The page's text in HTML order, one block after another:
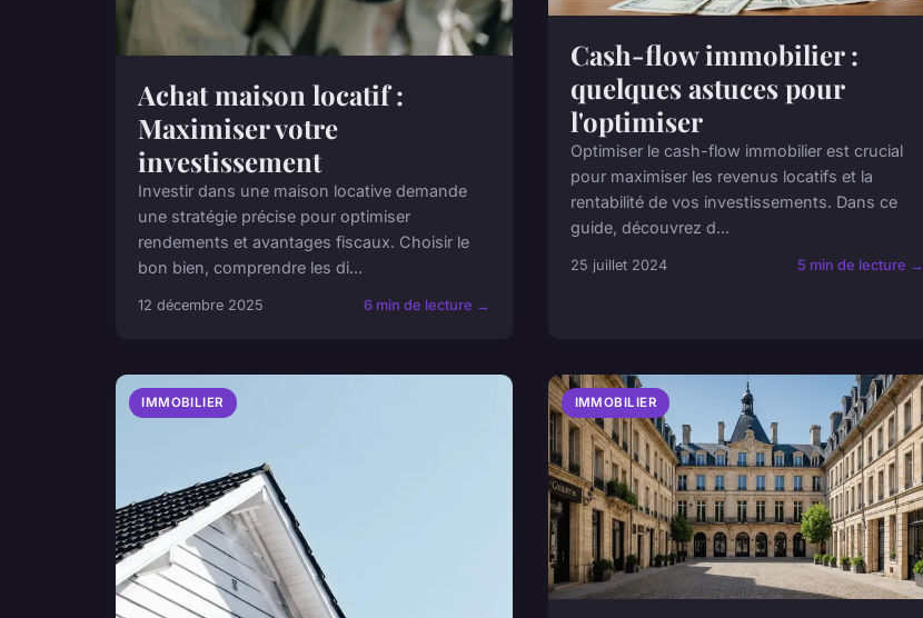
Achat maison locatif :
Maximiser votre
investissement
Investir dans une maison locative demande
une stratégie précise pour optimiser
rendements et avantages fiscaux. Choisir le
bon bien, comprendre les di...
12 décembre 2025 6 min de lecture →
Cash-flow immobilier :
quelques astuces pour
l'optimiser
Optimiser le cash-flow immobilier est crucial
pour maximiser les revenus locatifs et la
rentabilité de vos investissements. Dans ce
guide, découvrez d...
25 juillet 2024 5 min de lecture →
IMMOBILIER IMMOBILIER